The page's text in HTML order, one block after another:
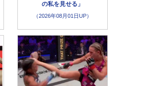
の私を見せる」
（2026年08月01日UP）